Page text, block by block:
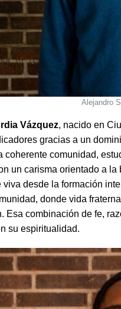
Alejandro
Vázquez, nacido en
gracias a un
coherente comunidad,
un carisma orientado a
viva desde la formación
donde vida
Esa combinación de fe,
su espiritualidad.